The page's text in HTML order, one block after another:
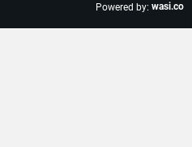
Powered by: wasi.co